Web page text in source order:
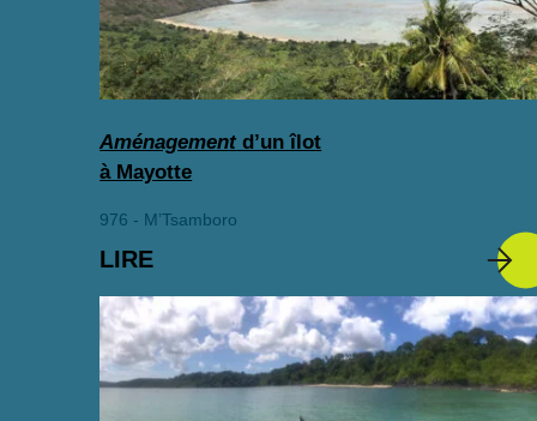
Aménagement d’un îlot
à Mayotte
976 - M’Tsamboro
LIRE